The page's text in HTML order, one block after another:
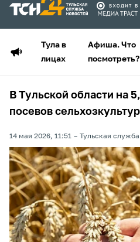
Тула в
лицах
Афиша. Что
посмотреть?
В Тульской области на
посевов
14 мая 2026, 11:51 Тульская